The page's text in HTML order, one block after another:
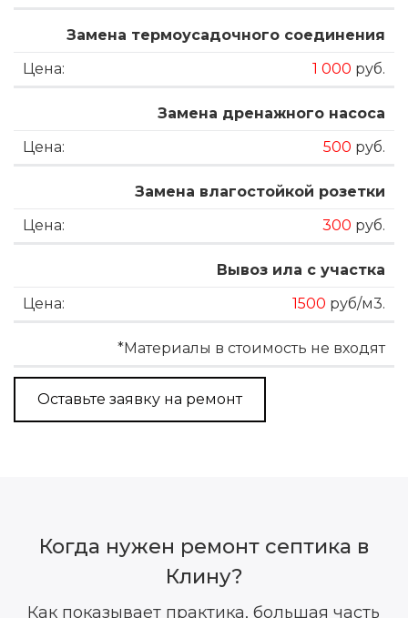
Замена термоусадочного соединения
1 000 руб.
Замена дренажного насоса
500 руб.
Замена влагостойкой розетки
300 руб.
Вывоз ила с участка
1500 руб/м3.
*Материалы в стоимость не входят
Оставьте заявку на ремонт
Когда нужен ремонт септика в
Клину?
Как показывает практика, большая часть